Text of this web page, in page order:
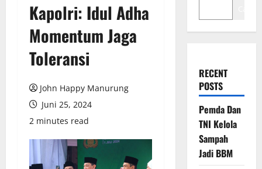
Kapolri: Idul Adha
Momentum Jaga
Toleransi
John Happy Manurung
Juni 25, 2024
2 minutes read
RECENT
POSTS
Pemda Dan
TNI Kelola
Sampah
Jadi BBM